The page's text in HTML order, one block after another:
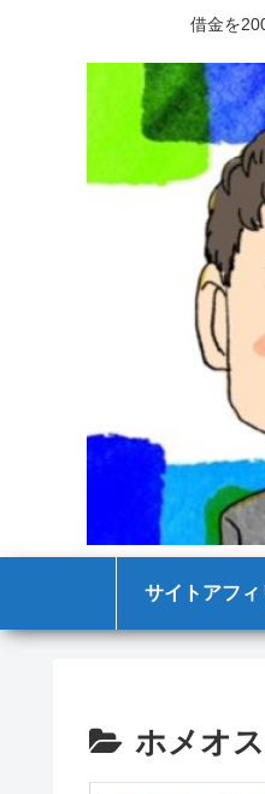
借金を
サイトアフィ
ホメオ